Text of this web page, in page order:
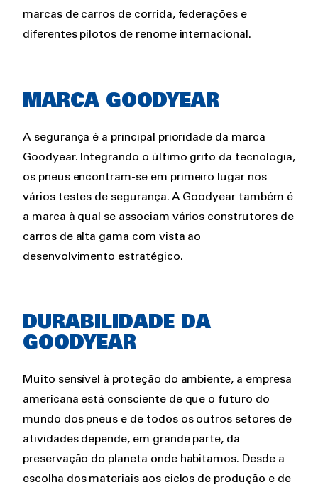
marcas de carros de corrida, federações e
diferentes pilotos de renome internacional.
MARCA GOODYEAR
A segurança é a principal prioridade da marca
Goodyear. Integrando o último grito da tecnologia,
os pneus encontram-se em primeiro lugar nos
vários testes de segurança. A Goodyear também é
a marca à qual se associam vários construtores de
carros de alta gama com vista ao
desenvolvimento estratégico.
DURABILIDADE DA
GOODYEAR
Muito sensível à proteção do ambiente, a empresa
americana está consciente de que o futuro do
mundo dos pneus e de todos os outros setores de
atividades depende, em grande parte, da
preservação do planeta onde habitamos. Desde a
escolha dos materiais aos ciclos de produção e de